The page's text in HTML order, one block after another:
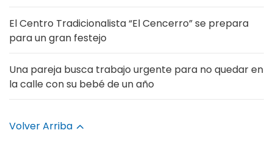
El Centro Tradicionalista “El Cencerro” se prepara
para un gran festejo
Una pareja busca trabajo urgente para no quedar en
la calle con su bebé de un año
Volver Arriba